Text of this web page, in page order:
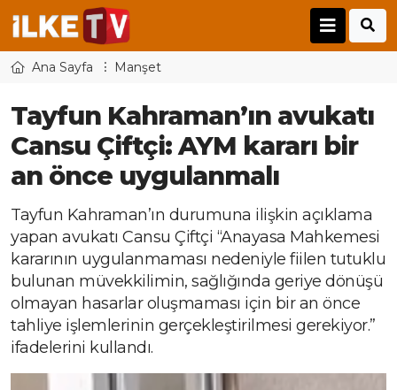
Ana Sayfa Manşet
Tayfun Kahraman’ın avukatı
Cansu Çiftçi: AYM kararı bir
an önce uygulanmalı
Tayfun Kahraman’ın durumuna ilişkin açıklama
yapan avukatı Cansu Çiftçi “Anayasa Mahkemesi
kararının uygulanmaması nedeniyle fiilen tutuklu
bulunan müvekkilimin, sağlığında geriye dönüşü
olmayan hasarlar oluşmaması için bir an önce
tahliye işlemlerinin gerçekleştirilmesi gerekiyor.”
ifadelerini kullandı.